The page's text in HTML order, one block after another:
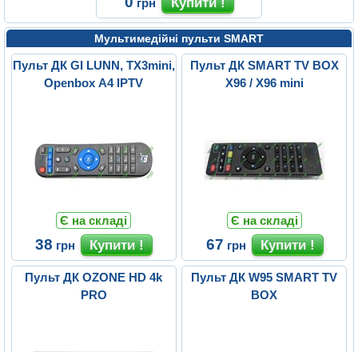
Мультимедійні пульти SMART
Пульт ДК GI LUNN, TX3mini,
Openbox A4 IPTV
Є на складі
38 грн
Пульт ДК SMART TV BOX
X96 / X96 mini
Є на складі
67 грн
Пульт ДК OZONE HD 4k
PRO
Пульт ДК W95 SMART TV
BOX